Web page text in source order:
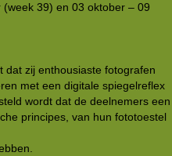
39) en 03 oktober – 09
dat zij enthousiaste fotografen
met een digitale spiegelreflex
wordt dat de deelnemers een
principes, van hun fototoestel